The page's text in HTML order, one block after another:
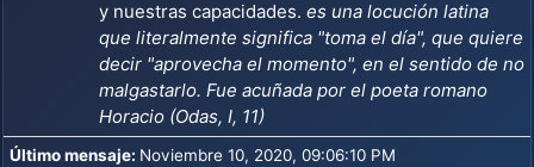
y nuestras capacidades. es una locución latina
que literalmente significa "toma el día", que quiere
decir "aprovecha el momento", en el sentido de no
malgastarlo. Fue acuñada por el poeta romano
Horacio (Odas, I, 11)
Último mensaje: Noviembre 10, 2020, 09:06:10 PM